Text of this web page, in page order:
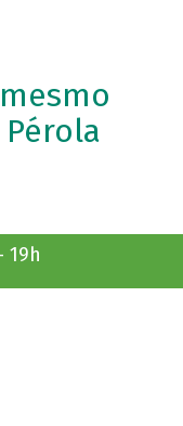
19h